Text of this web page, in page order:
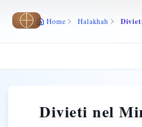
Vai al contenuto principale
Home Halakhah
Divieti nel